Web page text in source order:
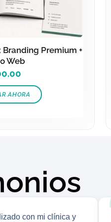
Branding Premium +
Web
AHORA
con mi clínica y